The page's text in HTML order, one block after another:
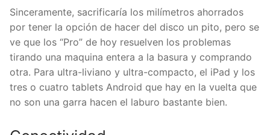
Sinceramente, sacrificaría los milímetros ahorrados
por tener la opción de hacer del disco un pito, pero se
ve que los “Pro” de hoy resuelven los problemas
tirando una maquina entera a la basura y comprando
otra. Para ultra-liviano y ultra-compacto, el iPad y los
tres o cuatro tablets Android que hay en la vuelta que
no son una garra hacen el laburo bastante bien.